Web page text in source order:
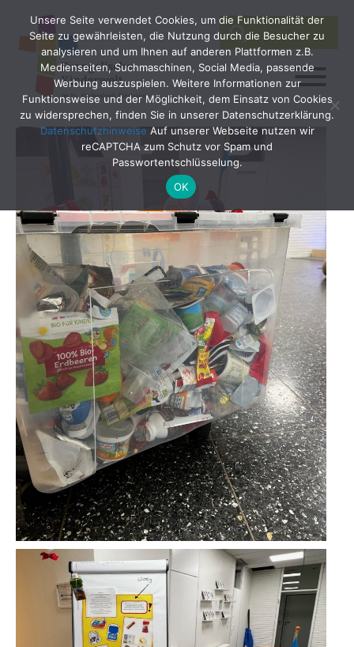
Search
for:
SEARCH
Unsere Seite verwendet Cookies, um die Funktionalität der
Seite zu gewährleisten, die Nutzung durch die Besucher zu
analysieren und um Ihnen auf anderen Plattformen z.B.
Medienseiten, Suchmaschinen, Social Media, passende
Werbung auszuspielen. Weitere Informationen zur
Funktionsweise und der Möglichkeit, dem Einsatz von Cookies
zu widersprechen, finden Sie in unserer Datenschutzerklärung.
DatenschutzhinweiseAuf unserer Webseite nutzen wir
reCAPTCHA zum Schutz vor Spam und
Passwortentschlüsselung.
OK